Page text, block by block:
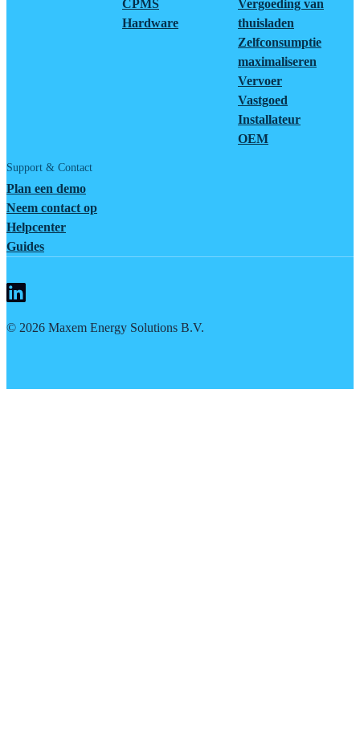
CPMS
Hardware
Vergoeding van
thuisladen
Zelfconsumptie
maximaliseren
Vervoer
Vastgoed
Installateur
OEM
Support & Contact
Plan een demo
Neem contact op
Helpcenter
Guides
© 2026 Maxem Energy Solutions B.V.